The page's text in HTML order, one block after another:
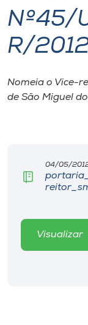
I.nova
Cultura
Biblioteca
Rádio
Nº45/
R/
Nomeia o Vice-
de São Miguel
04/05/
Visualizar